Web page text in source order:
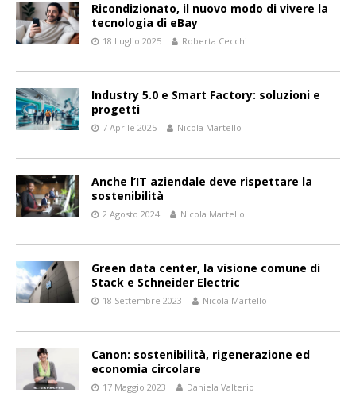
Ricondizionato, il nuovo modo di vivere la
tecnologia di eBay
18 Luglio 2025 Roberta Cecchi
Industry 5.0 e Smart Factory: soluzioni e
progetti
7 Aprile 2025 Nicola Martello
Anche l’IT aziendale deve rispettare la
sostenibilità
2 Agosto 2024 Nicola Martello
Green data center, la visione comune di
Stack e Schneider Electric
18 Settembre 2023 Nicola Martello
Canon: sostenibilità, rigenerazione ed
economia circolare
17 Maggio 2023 Daniela Valterio